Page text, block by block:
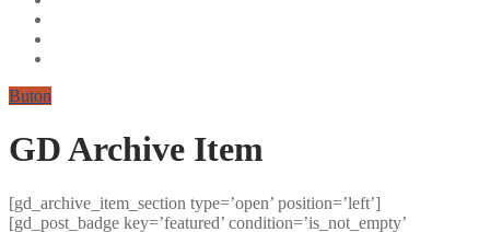
Buton
GD Archive Item
[gd_archive_item_section type=’open’ position=’left’]
[gd_post_badge key=’featured’ condition=’is_not_empty’